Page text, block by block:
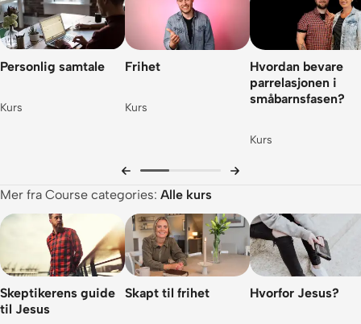
Personlig samtale
Kurs
Frihet
Kurs
Hvordan bevare
parrelasjonen i
småbarnsfasen?
Kurs
Mer fra Course categories: Alle kurs
Skeptikerens guide
til Jesus
Skapt til frihet Hvorfor Jesus?